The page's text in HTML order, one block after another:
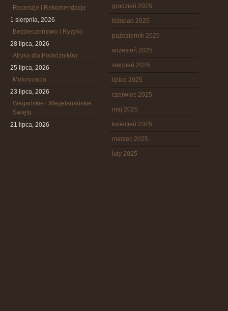
Recenzje i Rekomendacje
1 sierpnia, 2026
Bezpieczeństwo i Ryzyko
28 lipca, 2026
Afryka dla Podróżników
25 lipca, 2026
Motoryzacja
23 lipca, 2026
Wegańskie i Wegetariańskie
Święta
21 lipca, 2026
grudzień 2025
listopad 2025
październik 2025
wrzesień 2025
sierpień 2025
lipiec 2025
czerwiec 2025
maj 2025
kwiecień 2025
marzec 2025
luty 2025